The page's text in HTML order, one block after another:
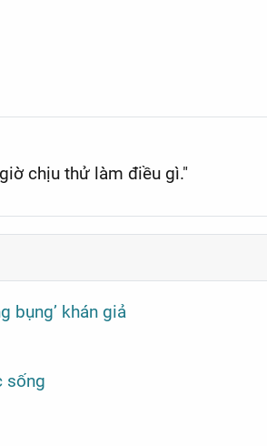
chịu thử làm điều gì."
bụng’ khán giả
sống